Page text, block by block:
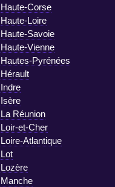
Haute-Corse
Haute-Loire
Haute-Savoie
Haute-Vienne
Hautes-Pyrénées
Hérault
Indre
Isère
La Réunion
Loir-et-Cher
Loire-Atlantique
Lot
Lozère
Manche